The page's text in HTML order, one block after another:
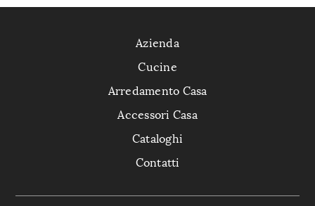
Azienda
Cucine
Arredamento Casa
Accessori Casa
Cataloghi
Contatti